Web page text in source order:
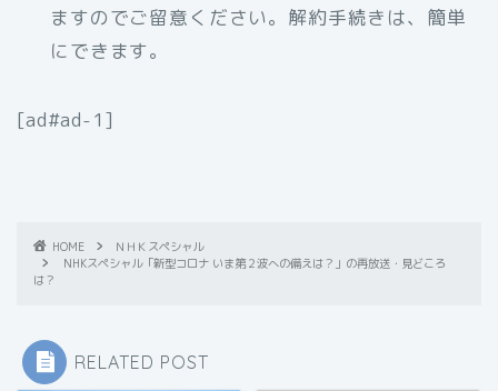
ますのでご留意ください。解約手続きは、簡単
にできます。
[ad#ad-1]
HOME
ＮＨＫスペシャル
NHKスペシャル「新型コロナ いま第２波への備えは？」の再放送・見どころ
は？
RELATED POST